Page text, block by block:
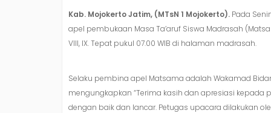
Kab. Mojokerto Jatim, (MTsN 1 Mojokerto). Pada
apel pembukaan Masa Ta’aruf Siswa Madrasah
VIII, IX. Tepat pukul 07.00 WIB di halaman madrasah.
Selaku pembina apel Matsama adalah Wakamad
mengungkapkan “Terima kasih dan apresiasi
dengan baik dan lancar. Petugas upacara dilakukan